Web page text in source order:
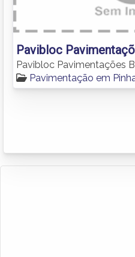
Pavibloc
Pavibloc Pavimentações
Pavimentação em